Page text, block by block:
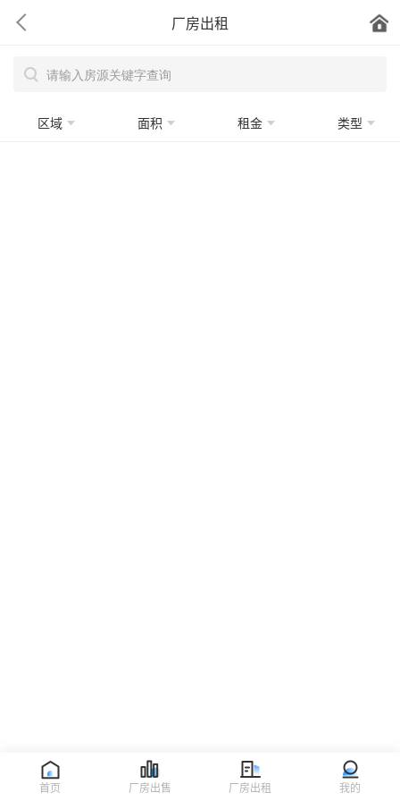
厂房出租
区域 面积 租金 类型
首页 厂房出售 厂房出租 我的